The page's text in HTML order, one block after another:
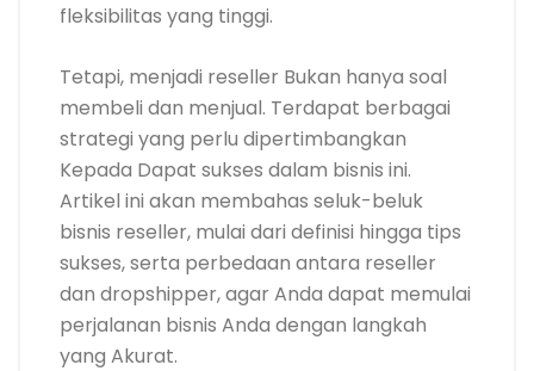
fleksibilitas yang tinggi.
Tetapi, menjadi reseller Bukan hanya soal
membeli dan menjual. Terdapat berbagai
strategi yang perlu dipertimbangkan
Kepada Dapat sukses dalam bisnis ini.
Artikel ini akan membahas seluk-beluk
bisnis reseller, mulai dari definisi hingga tips
sukses, serta perbedaan antara reseller
dan dropshipper, agar Anda dapat memulai
perjalanan bisnis Anda dengan langkah
yang Akurat.